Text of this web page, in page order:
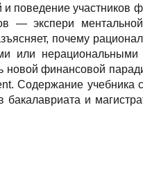
поведение участников
— экспери
почему
или нерациональными
финансовой
Содержание учебника
бакалавриата и